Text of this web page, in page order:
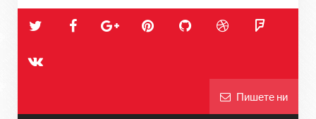
Пишете ни